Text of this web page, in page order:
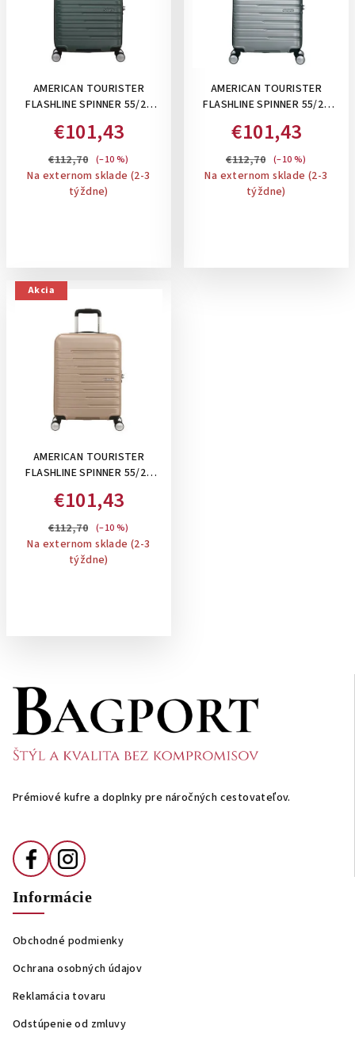
AMERICAN TOURISTER
FLASHLINE SPINNER 55/20
DARK FOREST
€101,43
€112,70 (–10 %)
Na externom sklade (2-3
týždne)
AMERICAN TOURISTER
FLASHLINE SPINNER 55/20
SKY SILVER
€101,43
€112,70 (–10 %)
Na externom sklade (2-3
týždne)
Akcia
AMERICAN TOURISTER
FLASHLINE SPINNER 55/20
IVORY GOLD
€101,43
€112,70 (–10 %)
Na externom sklade (2-3
týždne)
Prémiové kufre a doplnky pre náročných cestovateľov.
Informácie
Obchodné podmienky
Ochrana osobných údajov
Reklamácia tovaru
Odstúpenie od zmluvy